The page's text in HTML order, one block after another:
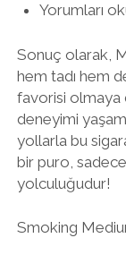
Yorumları
Sonuç olarak,
hem tadı hem
favorisi olmaya
deneyimi
yollarla bu
bir puro,
yolculuğudur!
Smoking